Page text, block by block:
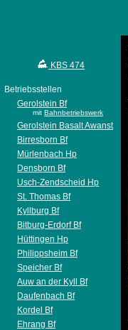
KBS 474
Betriebsstellen
Gerolstein Bf
mit Bahnbetriebswerk
Gerolstein Basalt Awanst
Birresborn Bf
Mürlenbach Hp
Densborn Bf
Usch-Zendscheid Hp
St. Thomas Bf
Kyllburg Bf
Bitburg-Erdorf Bf
Hüttingen Hp
Philippsheim Bf
Speicher Bf
Auw an der Kyll Bf
Daufenbach Bf
Kordel Bf
Ehrang Bf